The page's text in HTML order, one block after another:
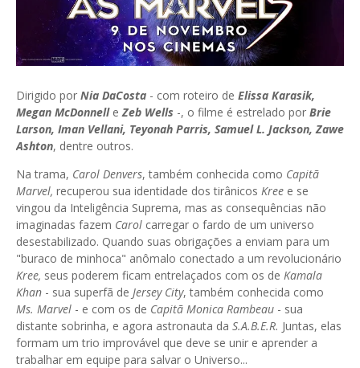
Dirigido por Nia DaCosta - com roteiro de Elissa Karasik,
Megan McDonnelleZeb Wells -, o filme é estrelado por Brie
Larson, Iman Vellani, Teyonah Parris, Samuel L. Jackson, Zawe
Ashton, dentre outros.
Na trama, Carol Denvers, também conhecida como Capitã
Marvel, recuperou sua identidade dos tirânicos Kree e se
vingou da Inteligência Suprema, mas as consequências não
imaginadas fazem Carol carregar o fardo de um universo
desestabilizado. Quando suas obrigações a enviam para um
"buraco de minhoca" anômalo conectado a um revolucionário
Kree, seus poderem ficam entrelaçados com os de Kamala
Khan - sua superfã de Jersey City, também conhecida como
Ms. Marvel - e com os de Capitã Monica Rambeau - sua
distante sobrinha, e agora astronauta da S.A.B.E.R. Juntas, elas
formam um trio improvável que deve se unir e aprender a
trabalhar em equipe para salvar o Universo...